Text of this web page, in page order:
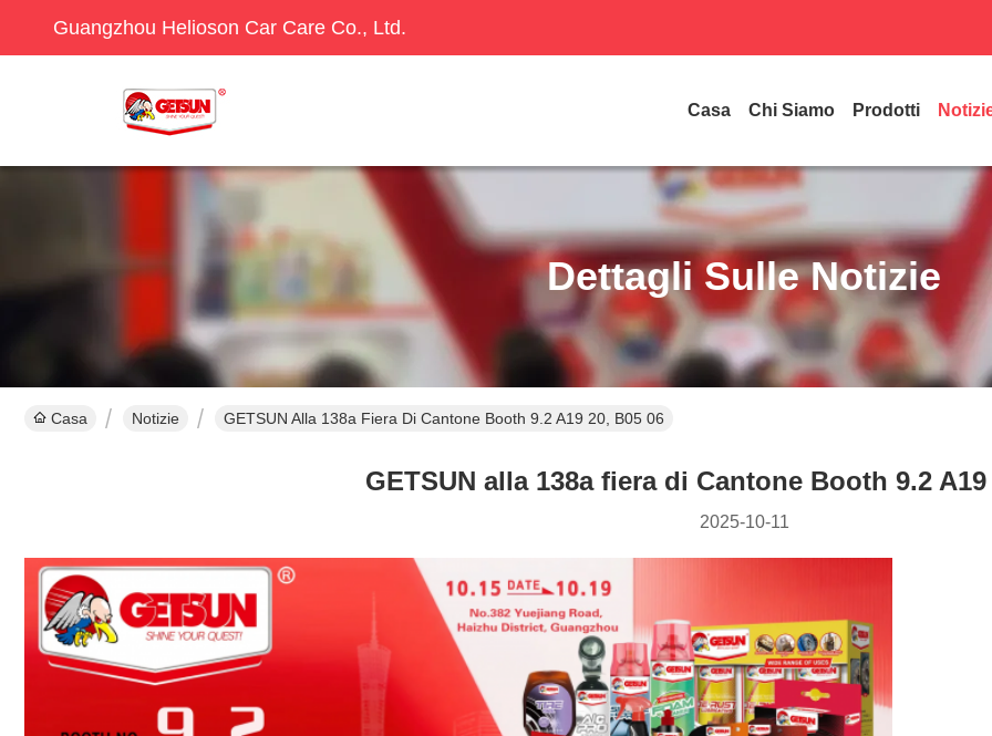
Guangzhou Helioson Car Care Co., Ltd.
Casa Chi Siamo Prodotti
Dettagli Sulle Notizie
Casa Notizie GETSUN Alla 138a Fiera Di Cantone Booth 9.2 A19 20, B05 06
GETSUN alla 138a fiera di Cantone Booth 9.2 A19
2025-10-11